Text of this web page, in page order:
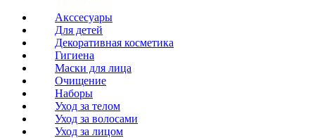
Акссесуары
Для детей
Декоративная косметика
Гигиена
Маски для лица
Очищение
Наборы
Уход за телом
Уход за волосами
Уход за лицом